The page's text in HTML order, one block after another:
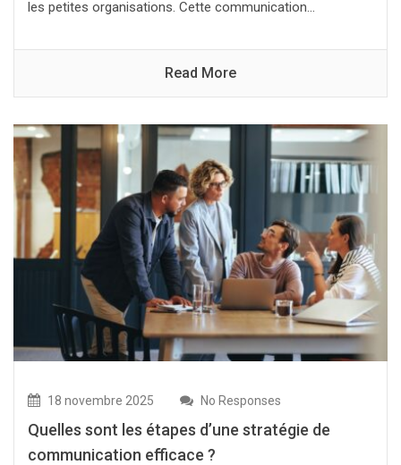
les petites organisations. Cette communication...
Read More
18 novembre 2025 No Responses
Quelles sont les étapes d’une stratégie de
communication efficace ?